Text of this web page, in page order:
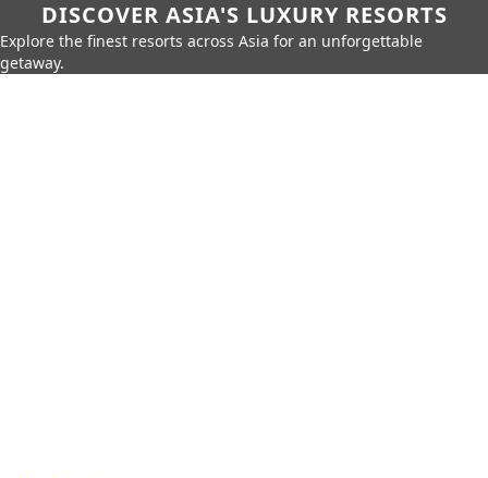
DISCOVER ASIA'S LUXURY RESORTS
Explore the finest resorts across Asia for an unforgettable
getaway.